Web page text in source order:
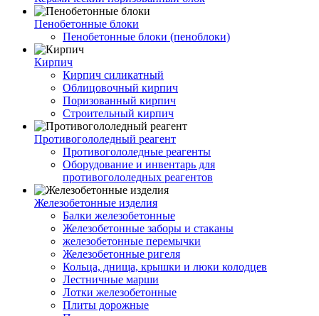
Пенобетонные блоки
Пенобетонные блоки (пеноблоки)
Кирпич
Кирпич силикатный
Облицовочный кирпич
Поризованный кирпич
Строительный кирпич
Противогололедный реагент
Противогололедные реагенты
Оборудование и инвентарь для
противогололедных реагентов
Железобетонные изделия
Балки железобетонные
Железобетонные заборы и стаканы
железобетонные перемычки
Железобетонные ригеля
Кольца, днища, крышки и люки колодцев
Лестничные марши
Лотки железобетонные
Плиты дорожные